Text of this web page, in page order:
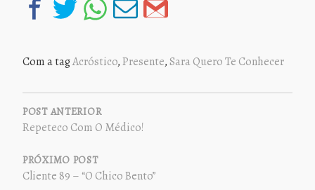
Com a tagAcróstico,Presente,Sara Quero Te Conhecer
NAVEGAÇÃO
DE
POST
POST ANTERIOR
Repeteco Com O Médico!
PRÓXIMO POST
Cliente 89 – “O Chico Bento”